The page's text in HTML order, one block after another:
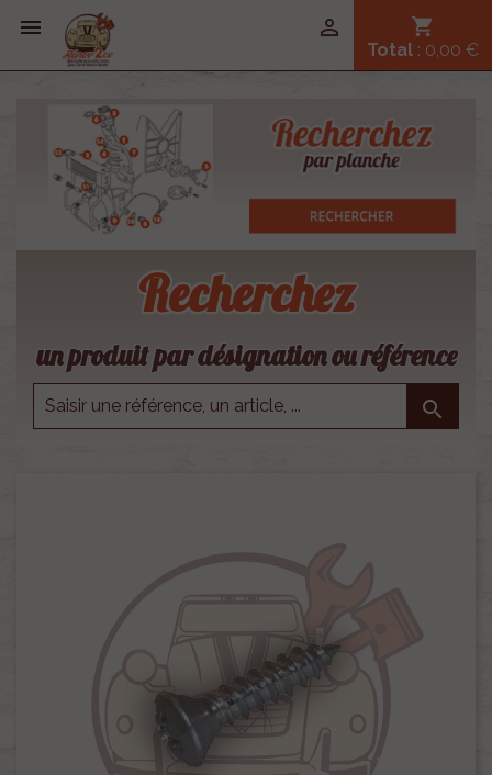
 shopping_cart
Total : 0,00 €

Recherchez
un produit par désignation ou référence
